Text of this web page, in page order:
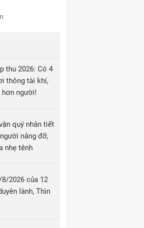
thu 2026: Có 4
thông tài khí,
người!
quý nhân tiết
nâng đỡ,
nhẹ tênh
2026 của 12
lành, Thìn